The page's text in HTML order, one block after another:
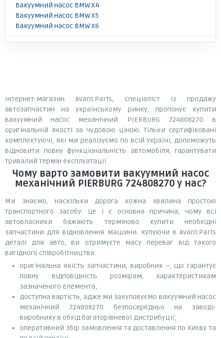
Вакуумний насос BMW X4
Вакуумний насос BMW X5
Вакуумний насос BMW X6
Інтернет-магазин Avant.Parts, спеціаліст із продажу
автозапчастин на українському ринку, пропонує купити
вакуумний насос механічний PIERBURG 724808270 в
оригінальній якості за чудовою ціною. Тільки сертифіковані
комплектуючі, які ми реалізуємо по всій Україні, допоможуть
відновити повну функціональність автомобіля, гарантувати
тривалий термін експлуатації.
Чому варто замовити вакуумний насос
механічний PIERBURG 724808270 у нас?
Ми знаємо, наскільки дорога кожна хвилина простою
транспортного засобу. Це і є основна причина, чому всі
автовласники бажають терміново купити необхідні
запчастини для відновлення машини. Купуючи в Avant.Parts
деталі для авто, ви отримуєте масу переваг від такого
вигідного співробітництва:
оригінальна якість запчастини, виробник –, що гарантує
повну відповідність розмірам, характеристикам
зазначеного елемента;
доступна вартість, адже ми закуповуємо вакуумний насос
механічний 724808270 безпосередньо на заводі-
виробнику в обхід багаторівневої дистрибуції;
оперативний збір замовлення та доставлення по Києву та